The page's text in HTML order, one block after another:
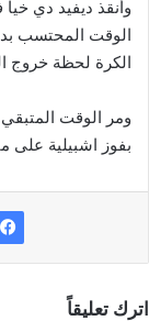
وأنقذ ديفيد دي
الوقت المحتسب
الكرة لحظة خروج
ومر الوقت
بفوز اشبيلية على
اترك تعليقاً